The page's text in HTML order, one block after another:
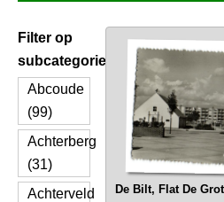
Filter op
subcategorie
Abcoude
(99)
Achterberg
(31)
Achterveld
De Bilt, Flat De